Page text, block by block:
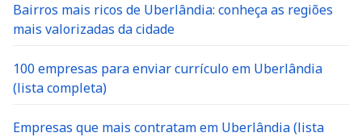
Bairros mais ricos de Uberlândia: conheça as regiões
mais valorizadas da cidade
100 empresas para enviar currículo em Uberlândia
(lista completa)
Empresas que mais contratam em Uberlândia (lista